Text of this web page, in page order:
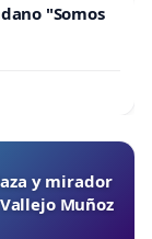
"Somos
y mirador
Muñoz